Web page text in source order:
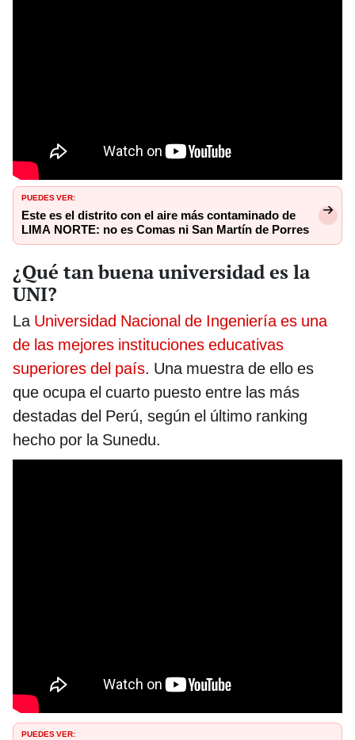
PUEDES VER:
Este es el distrito con el aire más contaminado de
LIMA NORTE: no es Comas ni San Martín de Porres
¿Qué tan buena universidad es la
UNI?
La Universidad Nacional de Ingeniería es una
de las mejores instituciones educativas
superiores del país. Una muestra de ello es
que ocupa el cuarto puesto entre las más
destadas del Perú, según el último ranking
hecho por la Sunedu.
PUEDES VER: